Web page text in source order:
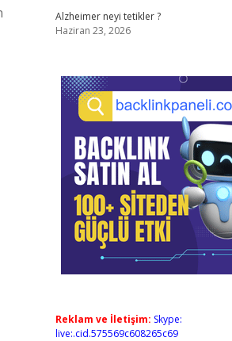
Alzheimer neyi tetikler ?
Haziran 23, 2026
Reklam ve İletişim: Skype:
live:.cid.575569c608265c69